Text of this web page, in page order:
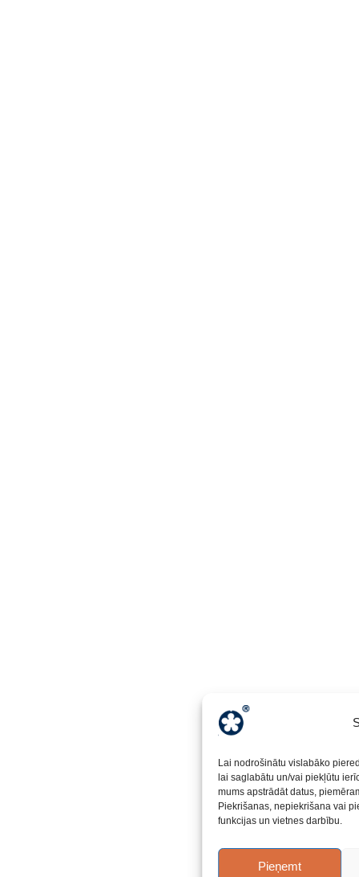
Lai nodrošinātu vislabāko
lai saglabātu un/vai piekļūtu
mums apstrādāt datus,
Piekrišanas, nepiekrišana vai
funkcijas un vietnes darbību.
Pieņemt